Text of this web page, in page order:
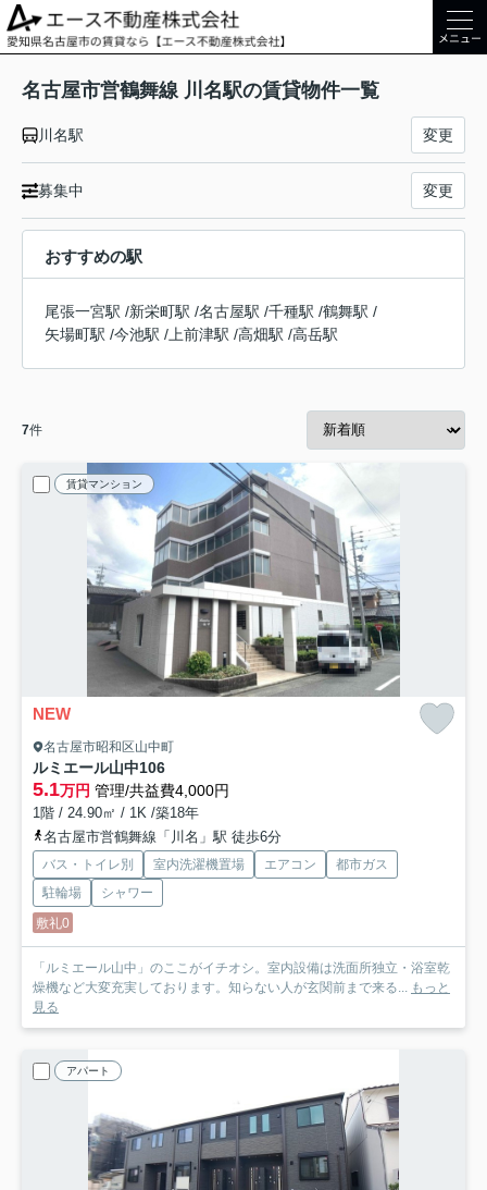
メニュー
名古屋市営鶴舞線 川名駅の賃貸物件一覧
川名駅 変更
募集中 変更
おすすめの駅
尾張一宮駅 /新栄町駅 /名古屋駅 /千種駅 /鶴舞駅 /
矢場町駅 /今池駅 / 上前津駅 /高畑駅 /高岳駅
7件
賃貸マンション
NEW
名古屋市昭和区山中町
ルミエール山中106
5.1万円 管理/共益費4,000円
1階 / 24.90㎡ / 1K /築18年
名古屋市営鶴舞線「川名」駅 徒歩6分
バス・トイレ別 室内洗濯機置場 エアコン
都市ガス
駐輪場
シャワー
敷礼0
「ルミエール山中」のここがイチオシ。室内設備は洗面所独立・浴室乾
燥機など大変充実しております。知らない人が玄関前まで来る... もっと
見る
アパート